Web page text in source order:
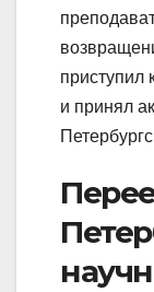
приступил
и принял